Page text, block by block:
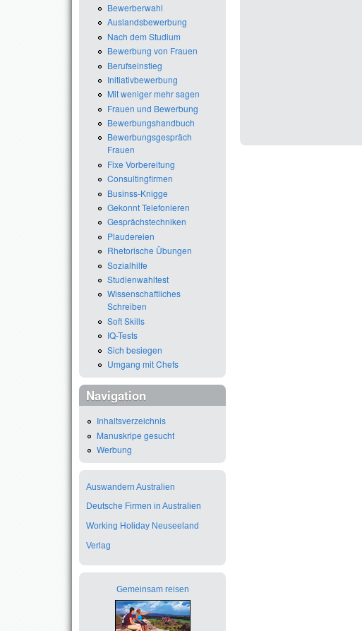
Bewerberwahl
Auslandsbewerbung
Nach dem Studium
Bewerbung von Frauen
Berufseinstieg
Initiativbewerbung
Mit weniger mehr sagen
Frauen und Bewerbung
Bewerbungshandbuch
Bewerbungsgespräch
Frauen
Fixe Vorbereitung
Consultingfirmen
Businss-Knigge
Gekonnt Telefonieren
Gesprächstechniken
Plaudereien
Rhetorische Übungen
Sozialhilfe
Studienwahltest
Wissenschaftliches
Schreiben
Soft Skills
IQ-Tests
Sich besiegen
Umgang mit Chefs
Navigation
Inhaltsverzeichnis
Manuskripe gesucht
Werbung
Auswandern Australien
Deutsche Firmen in Australien
Working Holiday Neuseeland
Verlag
Gemeinsam reisen